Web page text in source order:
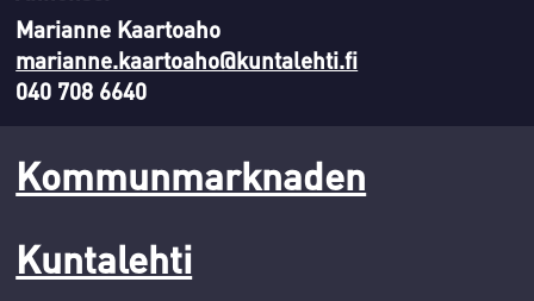
Marianne Kaartoaho
marianne.kaartoaho@kuntalehti.fi
040 708 6640
Kommunmarknaden
Kuntalehti